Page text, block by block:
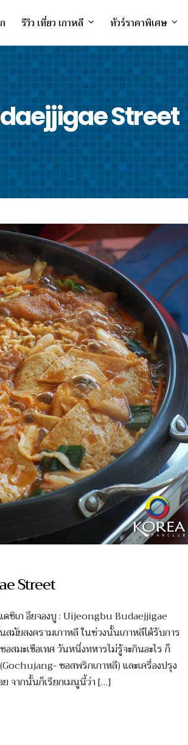
รีวิว เที่ยว เกาหลี ทัวร์ราคาพิเศษ
Street
Street
ชิเก อึยจองบู : Uijeongbu Budaejjigae
มัยสงครามเกาหลี ในช่วงนั้นเกาหลีได้รับการ
สมะเขือเทศ วันหนึ่งทหารไม่รู้จะกินอะไร ก็
ซอสพริกเกาหลี) และเครื่องปรุง
จากนั้นก็เรียกเมนูนี้ว่า […]